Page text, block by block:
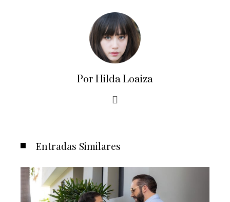
Por Hilda Loaiza
Entradas Similares